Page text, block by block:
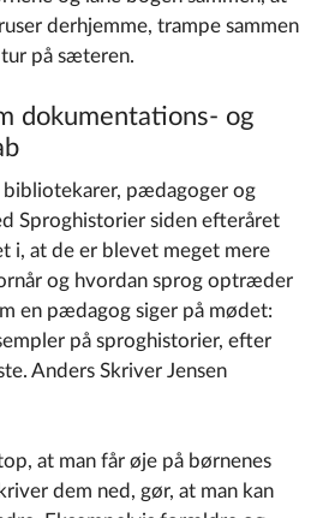
derhjemme, trampe sammen
tur på sæteren.
dokumentations- og
bibliotekarer, pædagoger og
Sproghistorier siden efteråret
i, at de er blevet meget mere
og hvordan sprog optræder
en pædagog siger på mødet:
på sproghistorier, efter
Anders Skriver Jensen
at man får øje på børnenes
dem ned, gør, at man kan